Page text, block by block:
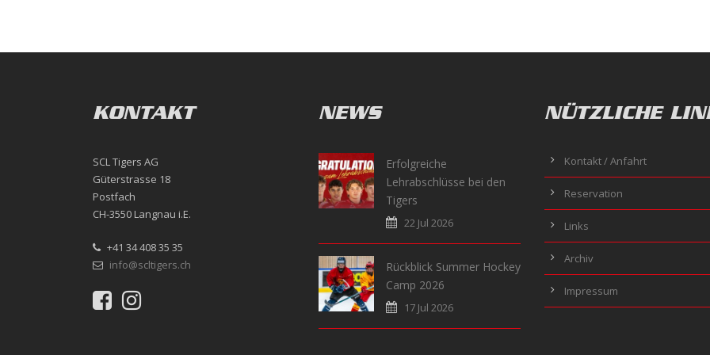
KONTAKT
SCL Tigers AG
Güterstrasse 18
Postfach
CH-3550 Langnau i.E.
+41 34 408 35 35
info@scltigers.ch
NEWS
Erfolgreiche
Lehrabschlüsse bei den
Tigers
22 Jul 2026
Rückblick Summer Hockey
Camp 2026
17 Jul 2026
NÜTZLICHE
Kontakt / Anfahrt
Reservation
Links
Archiv
Impressum